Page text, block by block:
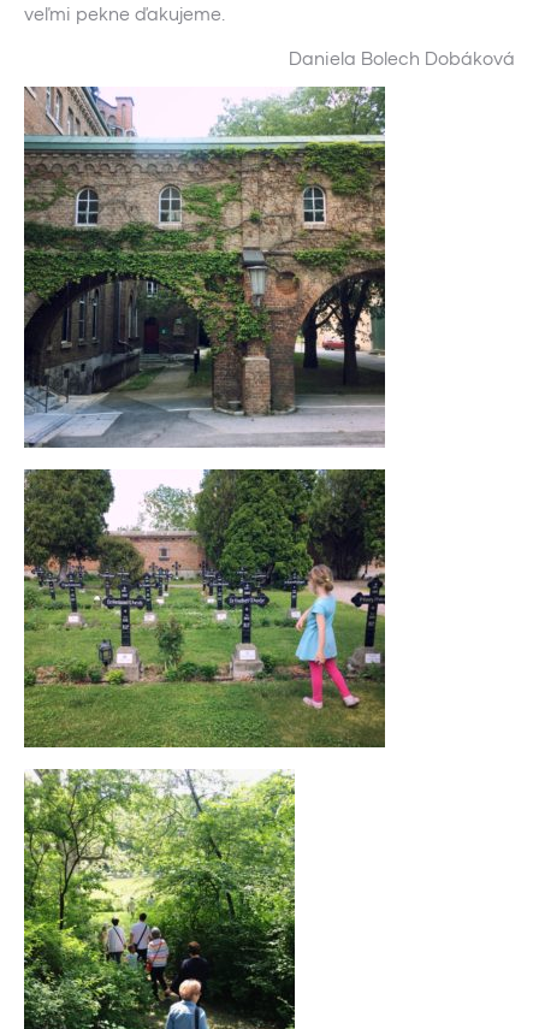
veľmi pekne ďakujeme.
Daniela Bolech Dobáková